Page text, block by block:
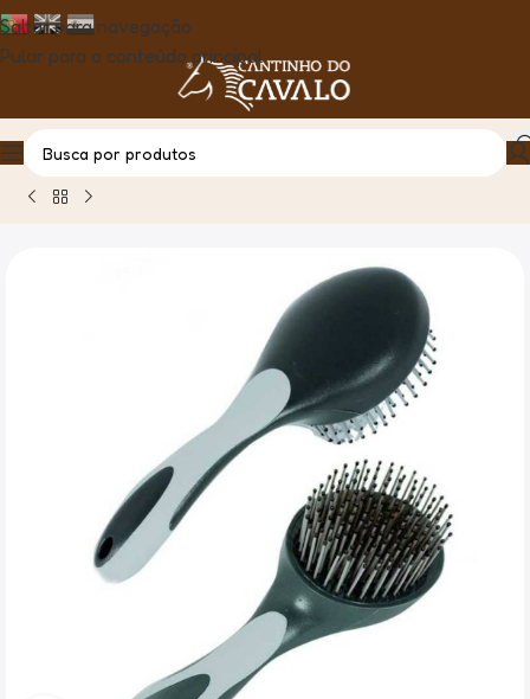
Saltar para navegação
Pular para o conteúdo principal
Casa Produto Escova Para Cauda E Crina Com Cabo